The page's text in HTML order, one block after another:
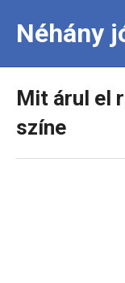
Néhány
Mit árul el
színe